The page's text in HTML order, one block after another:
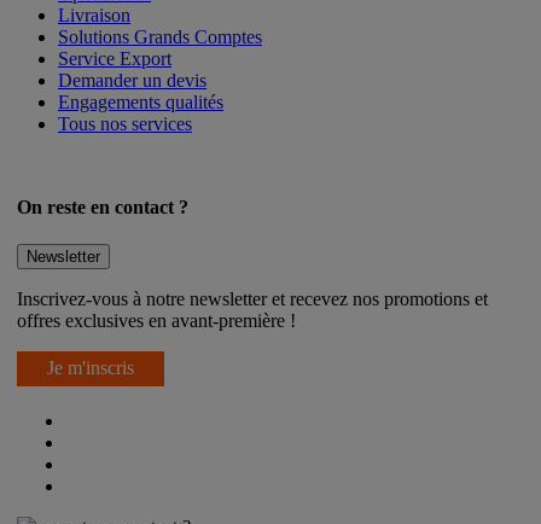
Après-vente
Livraison
Solutions Grands Comptes
Service Export
Demander un devis
Engagements qualités
Inscrivez-vous à notre newsletter et recevez nos promotions et
Je m'inscris